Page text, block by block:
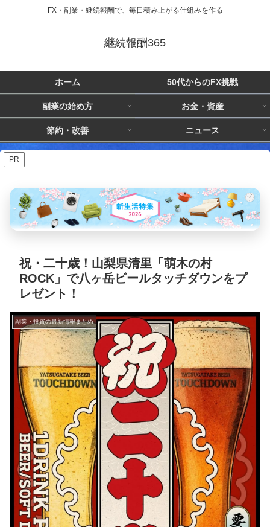
FX・副業・継続報酬で、毎日積み上がる仕組みを作る
継続報酬365
ホーム 50代からのFX挑戦
副業の始め方 お金・資産
節約・改善 ニュース
PR
祝・二十歳！山梨県清里「萌木の村
ROCK」で八ヶ岳ビールタッチダウンをプ
レゼント！
副業・投資の最新情報まとめ